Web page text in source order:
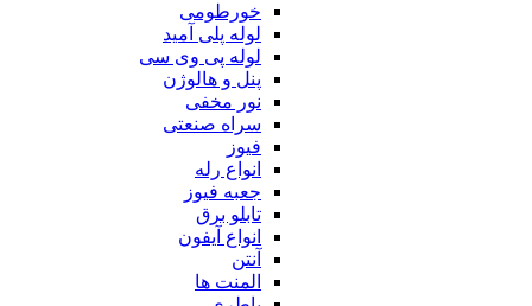
خورطومی
لوله پلی آمید
لوله پی وی سی
پنل و هالوژن
نور مخفی
سراه صنعتی
فیوز
انواع رله
جعبه فیوز
تابلو برق
انواع آیفون
آنتن
المنت ها